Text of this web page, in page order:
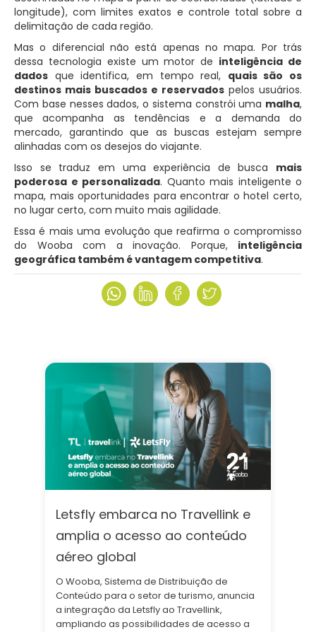
longitude), com limites exatos e controle total sobre a
delimitação de cada região.
Mas o diferencial não está apenas no mapa. Por trás
dessa tecnologia existe um motor de inteligência de
dados que identifica, em tempo real, quais são os
destinos mais buscados e reservados pelos usuários.
Com base nesses dados, o sistema constrói uma malha,
que acompanha as tendências e a demanda do
mercado, garantindo que as buscas estejam sempre
alinhadas com os desejos do viajante.
Isso se traduz em uma experiência de busca mais
poderosa e personalizada. Quanto mais inteligente o
mapa, mais oportunidades para encontrar o hotel certo,
no lugar certo, com muito mais agilidade.
Essa é mais uma evolução que reafirma o compromisso
do Wooba com a inovação. Porque, inteligência
geográfica também é vantagem competitiva.
Letsfly embarca no Travellink e
amplia o acesso ao conteúdo
aéreo global
O Wooba, Sistema de Distribuição de
Conteúdo para o setor de turismo, anuncia
a integração da Letsfly ao Travellink,
ampliando as possibilidades de acesso a